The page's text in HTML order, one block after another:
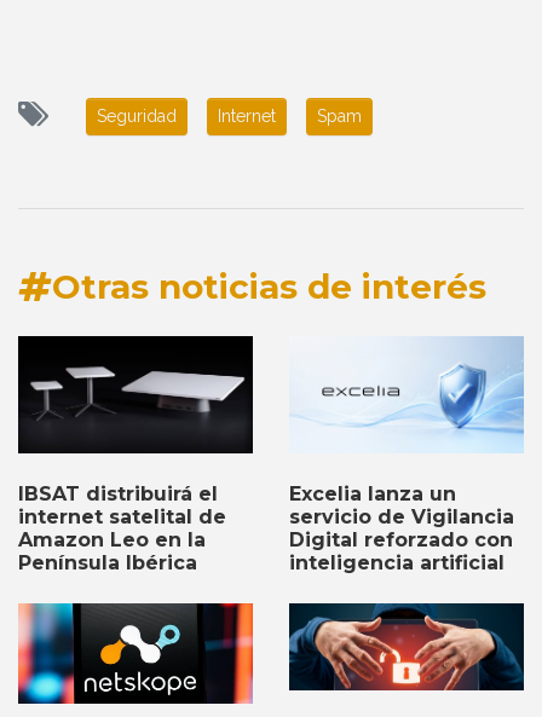
Seguridad Internet Spam
Otras noticias de interés
IBSAT distribuirá el
internet satelital de
Amazon Leo en la
Península Ibérica
Excelia lanza un
servicio de Vigilancia
Digital reforzado con
inteligencia artificial